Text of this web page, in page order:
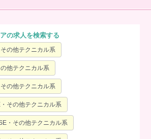
の求人を検索する
の他テクニカル系
他テクニカル系
の他テクニカル系
その他テクニカル系
・その他テクニカル系